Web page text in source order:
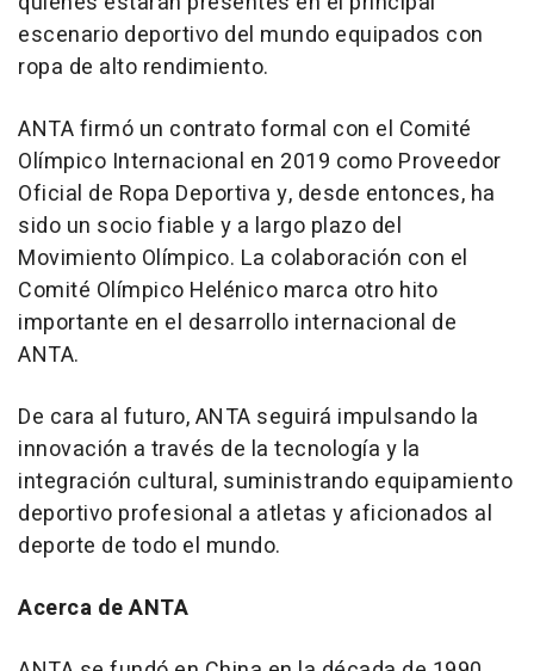
escenario deportivo del mundo equipados con
ropa de alto rendimiento.
ANTA firmó un contrato formal con el Comité
Olímpico Internacional en 2019 como Proveedor
Oficial de Ropa Deportiva y, desde entonces, ha
sido un socio fiable y a largo plazo del
Movimiento Olímpico. La colaboración con el
Comité Olímpico Helénico marca otro hito
importante en el desarrollo internacional de
ANTA.
De cara al futuro, ANTA seguirá impulsando la
innovación a través de la tecnología y la
integración cultural, suministrando equipamiento
deportivo profesional a atletas y aficionados al
deporte de todo el mundo.
Acerca de ANTA